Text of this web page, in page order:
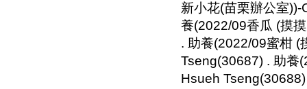
新小花(苗栗辦公室
養(2022/09香瓜 (摸
. 助養(2022/09蜜柑 (
Tseng(30687) . 助養
Hsueh